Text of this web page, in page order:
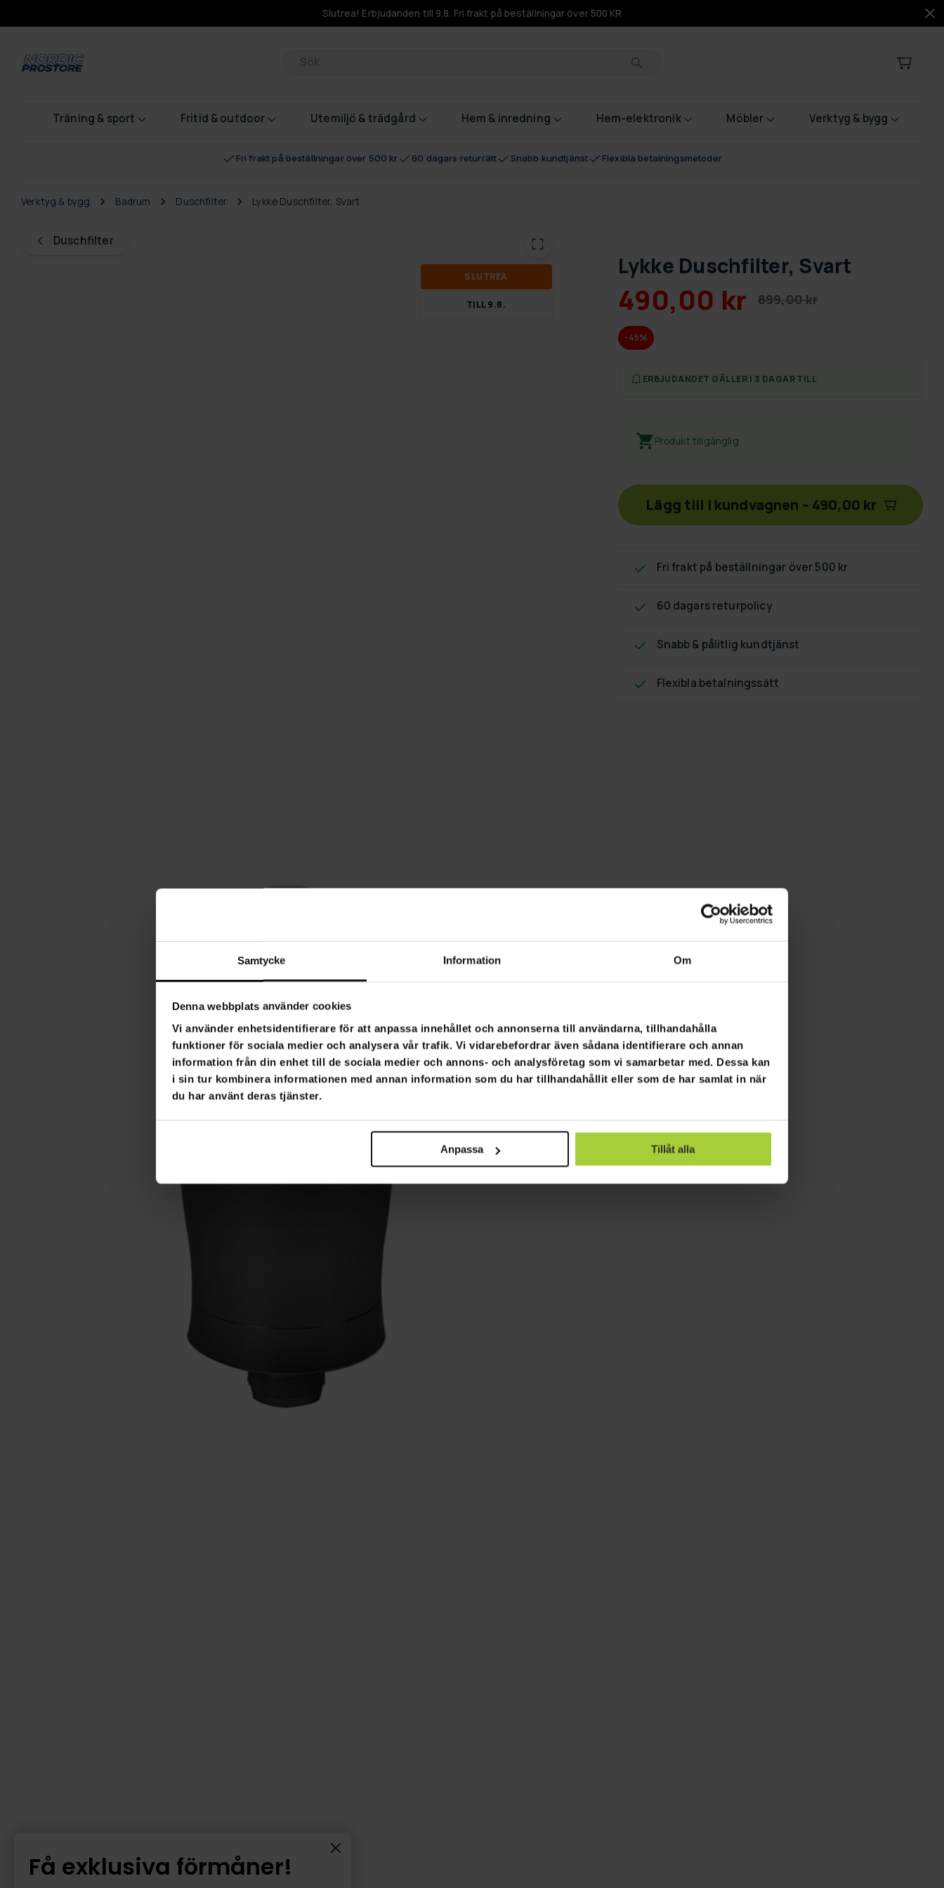
Samtycke Information Om
Denna webbplats använder cookies
Vi använder enhetsidentifierare för att anpassa innehållet och annonserna till användarna, tillhandahålla
funktioner för sociala medier och analysera vår trafik. Vi vidarebefordrar även sådana identifierare och annan
information från din enhet till de sociala medier och annons- och analysföretag som vi samarbetar med. Dessa kan
i sin tur kombinera informationen med annan information som du har tillhandahållit eller som de har samlat in när
du har använt deras tjänster.
Anpassa Tillåt alla
Slutrea! Erbjudanden till 9.8. Fri frakt på beställningar över 500 KR
Produkter
Träning & sport Fritid & outdoor Utemiljö & trädgård Hem & inredning Hem-elektronik Möbler Verktyg & bygg
Fri frakt på beställningar över 500 kr 60 dagars returrätt Snabb kundtjänst Flexibla betalningsmetoder
Duschfilter
Verktyg & bygg Badrum Duschfilter Lykke Duschfilter, Svart
SLUT­REA
TILL 9.8.
Lykke Duschfilter, Svart
490,00 kr 899,00 kr
-45%
ERBJUDANDET GÄLLER I 3 DAGAR TILL
Produkt tillgänglig
Lägg till i kundvagnen – 490,00 kr
Fri frakt på beställningar över 500 kr
60 dagars returpolicy
Snabb & pålitlig kundtjänst
Flexibla betalningssätt
Få exklusiva förmåner!